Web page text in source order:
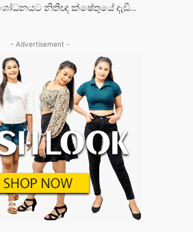
නිතීඥ ක්ෂේතුයේ දැඩි...
- Advertisement -